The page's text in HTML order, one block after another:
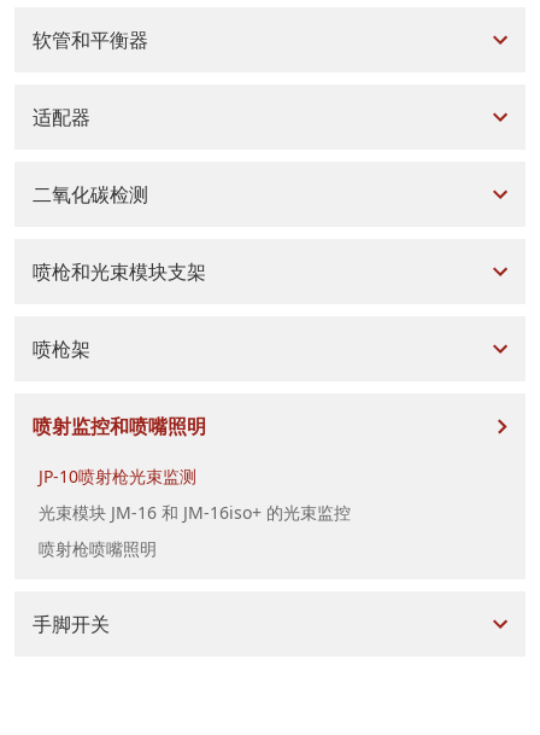
软管和平衡器
适配器
二氧化碳检测
喷枪和光束模块支架
喷枪架
喷射监控和喷嘴照明
JP-10喷射枪光束监测
光束模块 JM-16 和 JM-16iso+ 的光束监控
喷射枪喷嘴照明
手脚开关